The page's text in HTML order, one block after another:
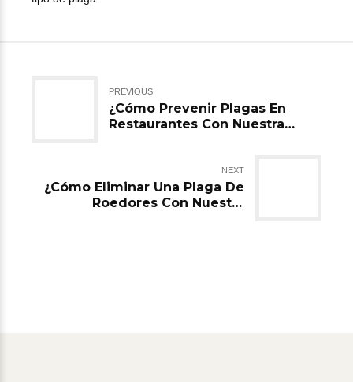
PREVIOUS
¿Cómo Prevenir Plagas En
Restaurantes Con Nuestra
NEXT
¿Cómo Eliminar Una Plaga De
Roedores Con Nuestra